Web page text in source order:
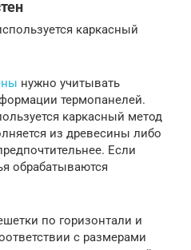
каркасный
нужно учитывать
термопанелей.
каркасный метод
из древесины либо
Если
обрабатываются
по горизонтали и
с размерами